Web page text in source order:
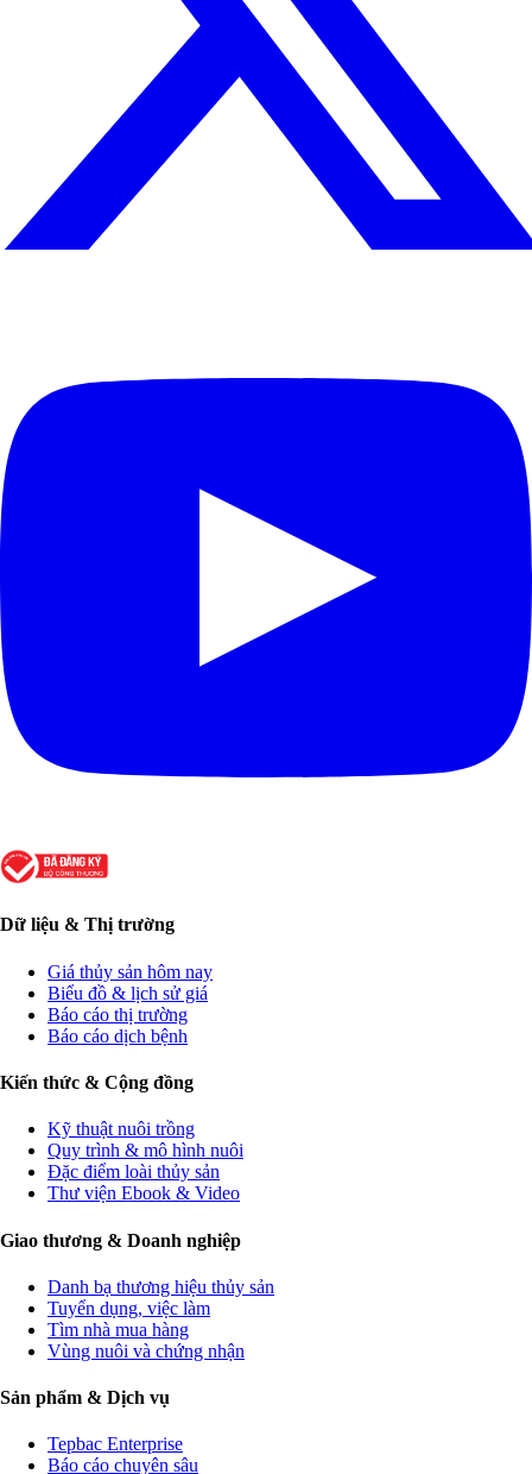
Dữ liệu & Thị trường
Giá thủy sản hôm nay
Biểu đồ & lịch sử giá
Báo cáo thị trường
Báo cáo dịch bệnh
Kiến thức & Cộng đồng
Kỹ thuật nuôi trồng
Quy trình & mô hình nuôi
Đặc điểm loài thủy sản
Thư viện Ebook & Video
Giao thương & Doanh nghiệp
Danh bạ thương hiệu thủy sản
Tuyển dụng, việc làm
Tìm nhà mua hàng
Vùng nuôi và chứng nhận
Sản phẩm & Dịch vụ
Tepbac Enterprise
Báo cáo chuyên sâu